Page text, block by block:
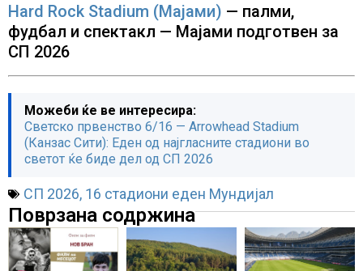
Hard Rock Stadium (Мајами) — палми,
фудбал и спектакл — Мајами подготвен за
СП 2026
Можеби ќе ве интересира:
Светско првенство 6/16 — Arrowhead Stadium
(Канзас Сити): Еден од најгласните стадиони во
светот ќе биде дел од СП 2026
СП 2026, 16 стадиони еден Мундијал
Поврзана содржина